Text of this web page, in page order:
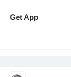
Get App